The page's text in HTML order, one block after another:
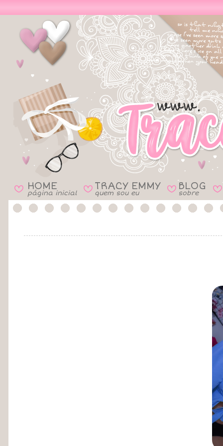
B HOME
página inicial B TRACY EMMY
quem sou eu B BLOG
sobre B